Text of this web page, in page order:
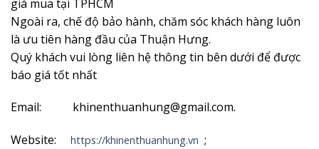
giá mua tại TPHCM
Ngoài ra, chế độ bảo hành, chăm sóc khách hàng luôn
là ưu tiên hàng đầu của Thuận Hưng.
Quý khách vui lòng liên hệ thông tin bên dưới để được
báo giá tốt nhất
Email: khinenthuanhung@gmail.com.
Website: https://khinenthuanhung.vn ;